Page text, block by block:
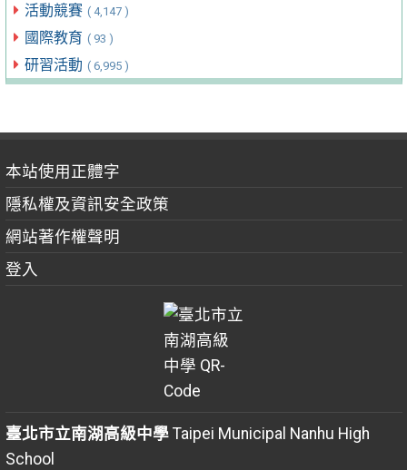
活動競賽 ( 4,147 )
國際教育 ( 93 )
研習活動 ( 6,995 )
本站使用正體字
隱私權及資訊安全政策
網站著作權聲明
登入
臺北市立南湖高級中學Taipei Municipal Nanhu High
School